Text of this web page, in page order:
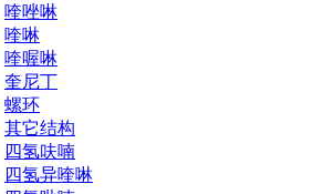
喹唑啉
喹啉
喹喔啉
奎尼丁
螺环
其它结构
四氢呋喃
四氢异喹啉